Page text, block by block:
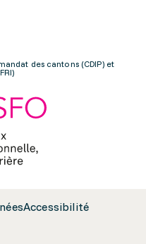
des cantons (CDIP) et
Accessibilité